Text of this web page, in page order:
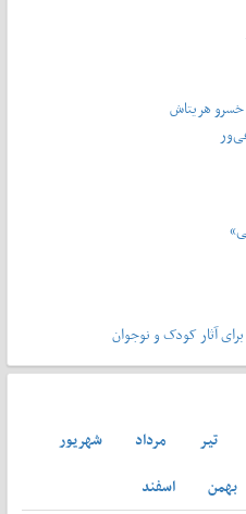
خسرو هریتاش
تير مرداد
شهريور
بهمن
اسفند